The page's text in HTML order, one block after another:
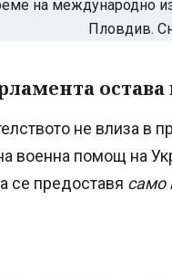
на международно
Пловдив.
остава
не влиза в
военна помощ на
се предоставя само